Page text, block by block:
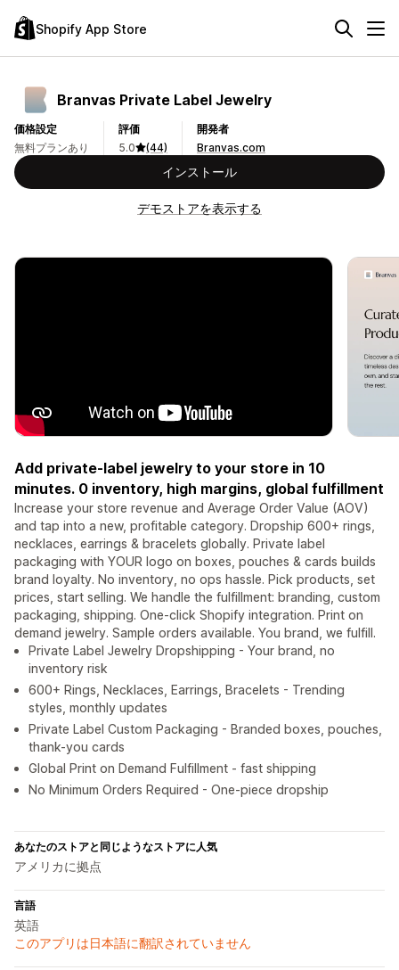
Shopify App Store
Branvas Private Label Jewelry
価格設定
無料プランあり
評価
5.0
(44)
開発者
Branvas.com
インストール
デモストアを表示する
Add private-label jewelry to your store in 10
minutes. 0 inventory, high margins, global fulfillment
Increase your store revenue and Average Order Value (AOV)
and tap into a new, profitable category. Dropship 600+ rings,
necklaces, earrings & bracelets globally. Private label
packaging with YOUR logo on boxes, pouches & cards builds
brand loyalty. No inventory, no ops hassle. Pick products, set
prices, start selling. We handle the fulfillment: branding, custom
packaging, shipping. One-click Shopify integration. Print on
demand jewelry. Sample orders available. You brand, we fulfill.
Private Label Jewelry Dropshipping - Your brand, no
inventory risk
600+ Rings, Necklaces, Earrings, Bracelets - Trending
styles, monthly updates
Private Label Custom Packaging - Branded boxes, pouches,
thank-you cards
Global Print on Demand Fulfillment - fast shipping
No Minimum Orders Required - One-piece dropship
あなたのストアと同じようなストアに人気
アメリカに拠点
言語
英語
このアプリは日本語に翻訳されていません